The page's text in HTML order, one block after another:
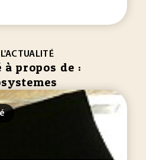
propos de :